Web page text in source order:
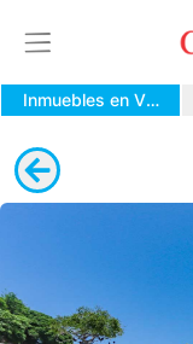
Inmuebles en Venta